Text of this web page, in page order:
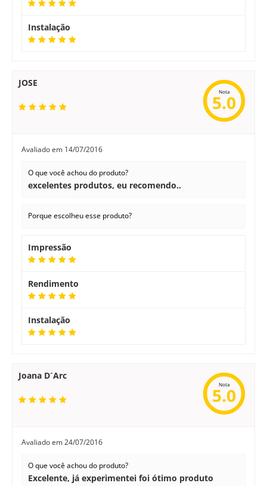
Instalação
JOSE
Nota
5.0
Avaliado em 14/07/2016
O que você achou do produto?
excelentes produtos, eu recomendo..
Porque escolheu esse produto?
Impressão
Rendimento
Instalação
Joana D´Arc
Nota
5.0
Avaliado em24/07/2016
O que você achou do produto?
Excelente, já experimentei foi ótimo produto